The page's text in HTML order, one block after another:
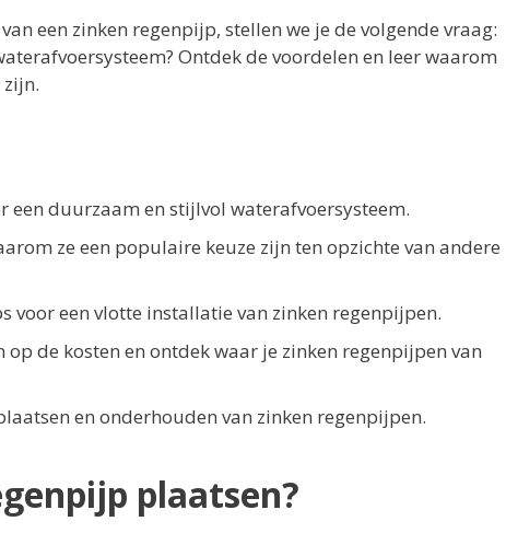
een zinken regenpijp, stellen we je de volgende vraag:
Ontdek de voordelen en leer waarom
een duurzaam en stijlvol waterafvoersysteem.
ze een populaire keuze zijn ten opzichte van andere
voor een vlotte installatie van zinken regenpijpen.
de kosten en ontdek waar je zinken regenpijpen van
en onderhouden van zinken regenpijpen.
plaatsen?